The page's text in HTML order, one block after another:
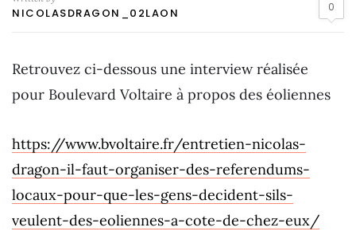
NICOLASDRAGON_02LAON 0
Retrouvez ci-dessous une interview réalisée
pour Boulevard Voltaire à propos des éoliennes
https://www.bvoltaire.fr/entretien-nicolas-
dragon-il-faut-organiser-des-referendums-
locaux-pour-que-les-gens-decident-sils-
veulent-des-eoliennes-a-cote-de-chez-eux/